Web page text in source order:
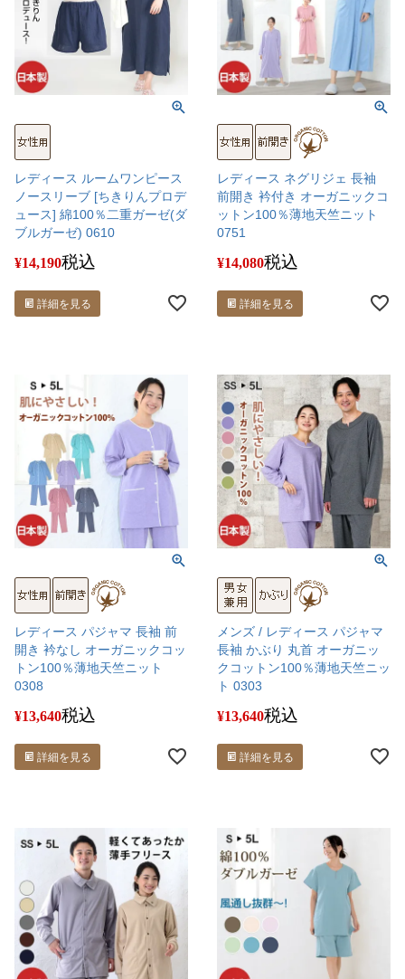
レディース ルームワンピース
ノースリーブ [ちきりんプロデ
ュース] 綿100％二重ガーゼ(ダ
ブルガーゼ) 0610
¥14,190税込
詳細を見る
レディース ネグリジェ 長袖
前開き 衿付き オーガニックコ
ットン100％薄地天竺ニット
0751
¥14,080税込
詳細を見る
レディース パジャマ 長袖 前
開き 衿なし オーガニックコッ
トン100％薄地天竺ニット
0308
¥13,640税込
詳細を見る
メンズ / レディース パジャマ
長袖 かぶり 丸首 オーガニッ
クコットン100％薄地天竺ニッ
ト 0303
¥13,640税込
詳細を見る